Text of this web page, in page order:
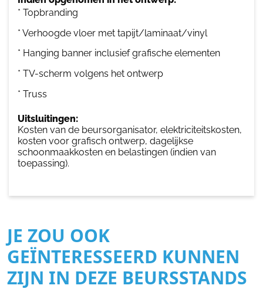
* Topbranding
* Verhoogde vloer met tapijt/laminaat/vinyl
* Hanging banner inclusief grafische elementen
* TV-scherm volgens het ontwerp
* Truss
Uitsluitingen:
Kosten van de beursorganisator, elektriciteitskosten,
kosten voor grafisch ontwerp, dagelijkse
schoonmaakkosten en belastingen (indien van
toepassing).
JE ZOU OOK
GEÏNTERESSEERD KUNNEN
ZIJN IN DEZE BEURSSTANDS